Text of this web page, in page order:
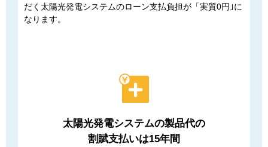
だく太陽光発電システムのローン支払負担が「実質0円｣に
なります。
太陽光発電システムの製品代の
割賦支払いは15年間